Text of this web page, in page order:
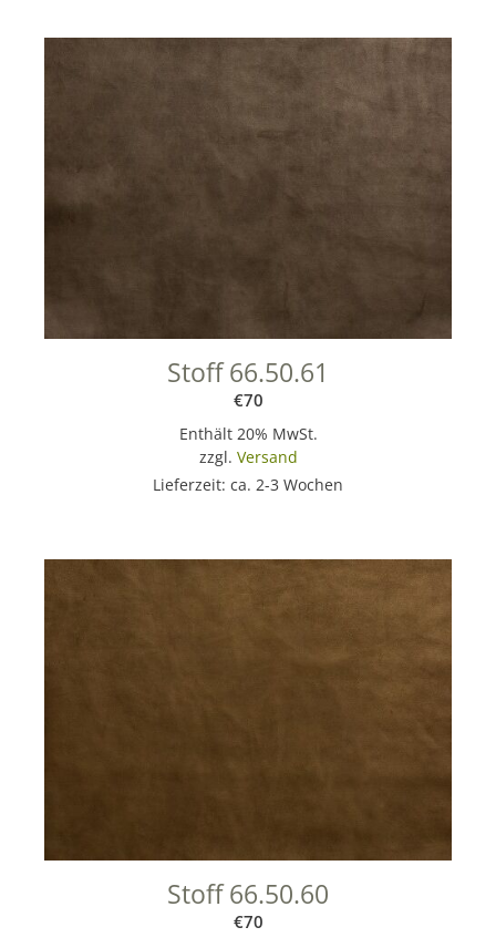
Stoff 66.50.61
€70
Enthält 20% MwSt.
zzgl. Versand
Lieferzeit: ca. 2-3 Wochen
Stoff 66.50.60
€70